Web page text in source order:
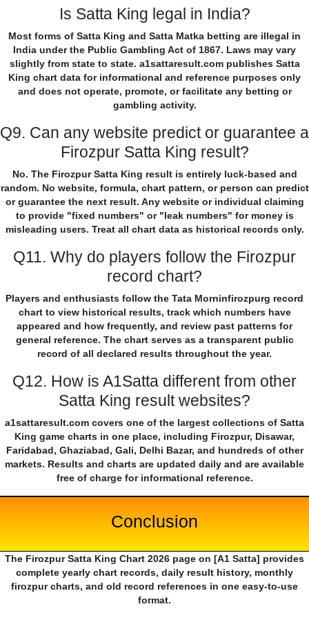
Is Satta King legal in India?
Most forms of Satta King and Satta Matka betting are illegal in
India under the Public Gambling Act of 1867. Laws may vary
slightly from state to state. a1sattaresult.com publishes Satta
King chart data for informational and reference purposes only
and does not operate, promote, or facilitate any betting or
gambling activity.
Q9. Can any website predict or guarantee a
Firozpur Satta King result?
No. The Firozpur Satta King result is entirely luck-based and
random. No website, formula, chart pattern, or person can predict
or guarantee the next result. Any website or individual claiming
to provide "fixed numbers" or "leak numbers" for money is
misleading users. Treat all chart data as historical records only.
Q11. Why do players follow the Firozpur
record chart?
Players and enthusiasts follow the Tata Morninfirozpurg record
chart to view historical results, track which numbers have
appeared and how frequently, and review past patterns for
general reference. The chart serves as a transparent public
record of all declared results throughout the year.
Q12. How is A1Satta different from other
Satta King result websites?
a1sattaresult.com covers one of the largest collections of Satta
King game charts in one place, including Firozpur, Disawar,
Faridabad, Ghaziabad, Gali, Delhi Bazar, and hundreds of other
markets. Results and charts are updated daily and are available
free of charge for informational reference.
Conclusion
The Firozpur Satta King Chart 2026 page on [A1 Satta] provides
complete yearly chart records, daily result history, monthly
firozpur charts, and old record references in one easy-to-use
format.